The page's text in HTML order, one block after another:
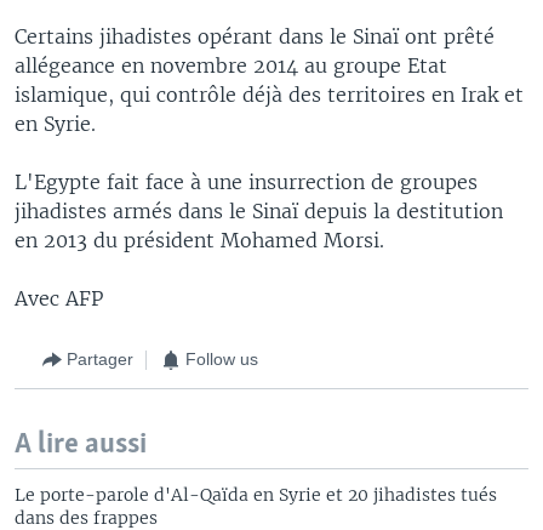
Certains jihadistes opérant dans le Sinaï ont prêté
allégeance en novembre 2014 au groupe Etat
islamique, qui contrôle déjà des territoires en Irak et
en Syrie.
L'Egypte fait face à une insurrection de groupes
jihadistes armés dans le Sinaï depuis la destitution
en 2013 du président Mohamed Morsi.
Avec AFP
Partager Follow us
A lire aussi
Le porte-parole d'Al-Qaïda en Syrie et 20 jihadistes tués
dans des frappes